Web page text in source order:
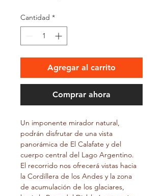
Cantidad *
Agregar al carrito
Comprar ahora
Un imponente mirador natural,
podrán disfrutar de una vista
panorámica de El Calafate y del
cuerpo central del Lago Argentino.
El recorrido nos ofrecerá vistas hacia
la Cordillera de los Andes y la zona
de acumulación de los glaciares,